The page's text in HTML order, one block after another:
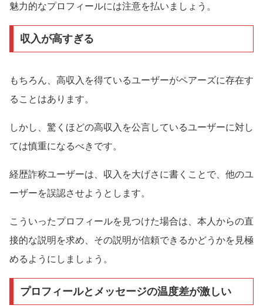
魅力的なプロフィールには注意を払いましょう。
収入が高すぎる
もちろん、高収入を得ているユーザーがペアーズに存在す
ることはあります。
しかし、驚くほどの高収入を公言しているユーザーに対し
ては慎重になるべきです。
経歴詐称ユーザーは、収入を大げさに書くことで、他のユ
ーザーを誤認させようとします。
こういったプロフィールを見つけた場合は、本人からの直
接的な説明を求め、その説明が信頼できるかどうかを見極
めるようにしましょう。
プロフィールとメッセージの温度差が激しい